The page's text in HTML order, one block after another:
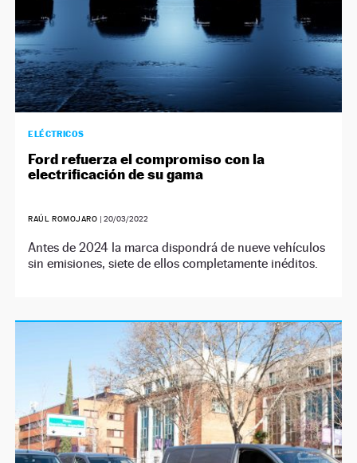
ELÉCTRICOS
Ford refuerza el compromiso con la
electrificación de su gama
RAÚL ROMOJARO | 20/03/2022
Antes de 2024 la marca dispondrá de nueve vehículos
sin emisiones, siete de ellos completamente inéditos.